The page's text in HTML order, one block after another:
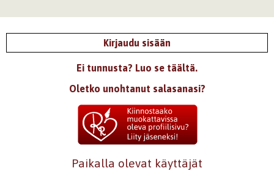
Kirjaudu sisään
Ei tunnusta? Luo se täältä.
Oletko unohtanut salasanasi?
Paikalla olevat käyttäjät